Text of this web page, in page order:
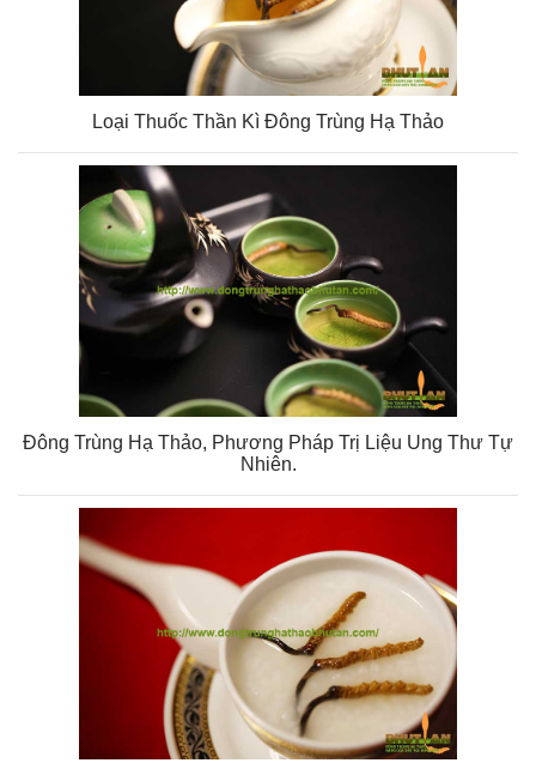
Loại Thuốc Thần Kì Đông Trùng Hạ Thảo
Đông Trùng Hạ Thảo, Phương Pháp Trị Liệu Ung Thư Tự
Nhiên.